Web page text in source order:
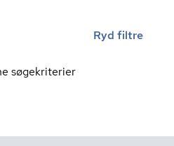
Ryd filtre
søgekriterier